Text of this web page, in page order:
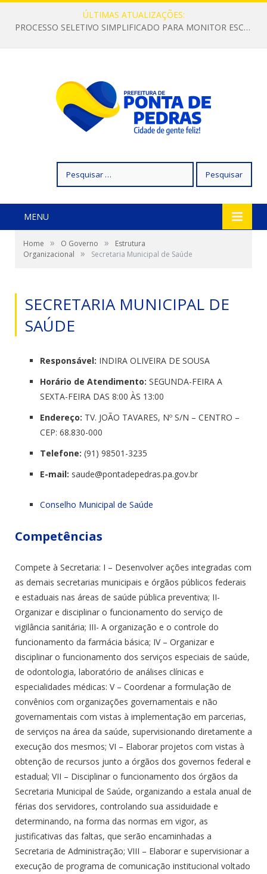
ÚLTIMAS ATUALIZAÇÕES:
PROCESSO SELETIVO SIMPLIFICADO PARA MONITOR ESCOLAR
por:
MENU
Home » O Governo »
Estrutura
Organizacional
» Secretaria Municipal de Saúde
SECRETARIA MUNICIPAL DE
SAÚDE
Responsável: INDIRA OLIVEIRA DE SOUSA
Horário de Atendimento: SEGUNDA-FEIRA A
SEXTA-FEIRA DAS 8:00 ÀS 13:00
Endereço: TV. JOÃO TAVARES, Nº S/N – CENTRO –
CEP: 68.830-000
Telefone: (91) 98501-3235
E-mail: saude@pontadepedras.pa.gov.br
Conselho Municipal de Saúde
Competências
Compete à Secretaria: I – Desenvolver ações integradas com
as demais secretarias municipais e órgãos públicos federais
e estaduais nas áreas de saúde pública preventiva; II-
Organizar e disciplinar o funcionamento do serviço de
vigilância sanitária; III- A organização e o controle do
funcionamento da farmácia básica; IV – Organizar e
disciplinar o funcionamento dos serviços especiais de saúde,
de odontologia, laboratório de análises clínicas e
especialidades médicas: V – Coordenar a formulação de
convênios com organizações governamentais e não
governamentais com vistas à implementação em parcerias,
de serviços na área da saúde, supervisionando diretamente a
execução dos mesmos; VI – Elaborar projetos com vistas à
obtenção de recursos junto a órgãos dos governos federal e
estadual; VII – Disciplinar o funcionamento dos órgãos da
Secretaria Municipal de Saúde, organizando a estala anual de
férias dos servidores, controlando sua assiduidade e
determinando, na forma das normas em vigor, as
justificativas das faltas, que serão encaminhadas a
Secretaria de Administração; VIII – Elaborar e supervisionar a
execução de programa de comunicação institucional voltado